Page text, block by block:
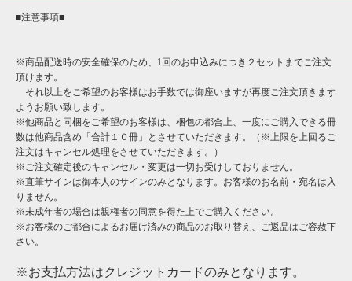
■注意事項■
※商品配送時の安全確保のため、1回のお申込みにつき２セットまでご注文
頂けます。
それ以上をご希望のお客様はお手数では御座いますが再度ご注文頂きます
ようお願い致します。
※他商品と同梱をご希望のお客様は、梱包の都合上、一度にご購入できる冊
数は他商品含め「合計１０冊」とさせていただきます。（※上限を上回るご
注文はキャンセル処理をさせていただきます。）
※ご注文確定後のキャンセル・変更は一切お受けしておりません。
※直筆サインは御本人のサインのみとなります。お客様のお名前・宛名は入
りません。
※未成年者の場合は親権者の同意を得た上でご購入ください。
※お客様のご都合によるお届け済みの商品のお取り替え、ご返品はご容赦下
さい。
※お支払方法はクレジットカードのみとなります。